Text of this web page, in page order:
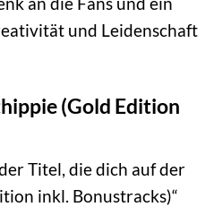
und Leidenschaft
(Gold Edition
Titel, die dich auf der
inkl. Bonustracks)“